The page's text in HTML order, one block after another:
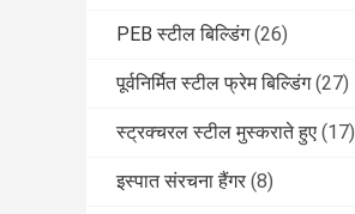
PEB स्टील बिल्डिंग (26)
पूर्वनिर्मित स्टील फ्रेम बिल्डिंग (27)
स्ट्रक्चरल स्टील मुस्कराते हुए (17)
इस्पात संरचना हैंगर (8)